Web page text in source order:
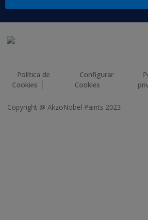
Política de
Cookies
Configurar
Cookies
Copyright @ AkzoNobel Paints 2023